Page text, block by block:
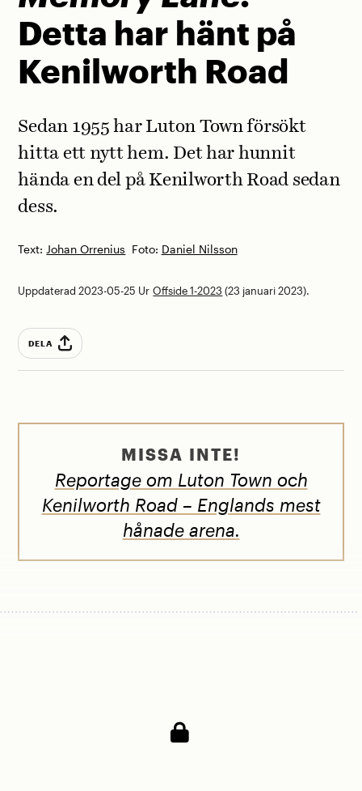
Detta har hänt på
Kenilworth Road
Text: Johan Orrenius Foto: Daniel Nilsson
Sedan 1955 har Luton Town försökt
hitta ett nytt hem. Det har hunnit
hända en del på Kenilworth Road sedan
dess.
Uppdaterad 2023-05-25 UrOffside 1-2023 (23 januari 2023).
DELA
MISSA INTE!
Reportage om Luton Town och
Kenilworth Road – Englands mest
hånade arena.